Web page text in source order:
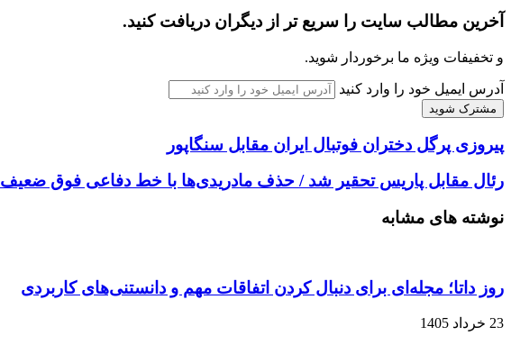
آخرین مطالب سایت را سریع تر از دیگران دریافت کنید.
و تخفیفات ویژه ما برخوردار شوید.
آدرس ایمیل خود را وارد کنید
پیروزی پرگل دختران فوتبال ایران مقابل سنگاپور
رئال مقابل پاریس تحقیر شد / حذف مادریدی‌ها با خط دفاعی فوق ضعیف
نوشته های مشابه
روز داتا؛ مجله‌ای برای دنبال کردن اتفاقات مهم و دانستنی‌های کاربردی
23 خرداد 1405